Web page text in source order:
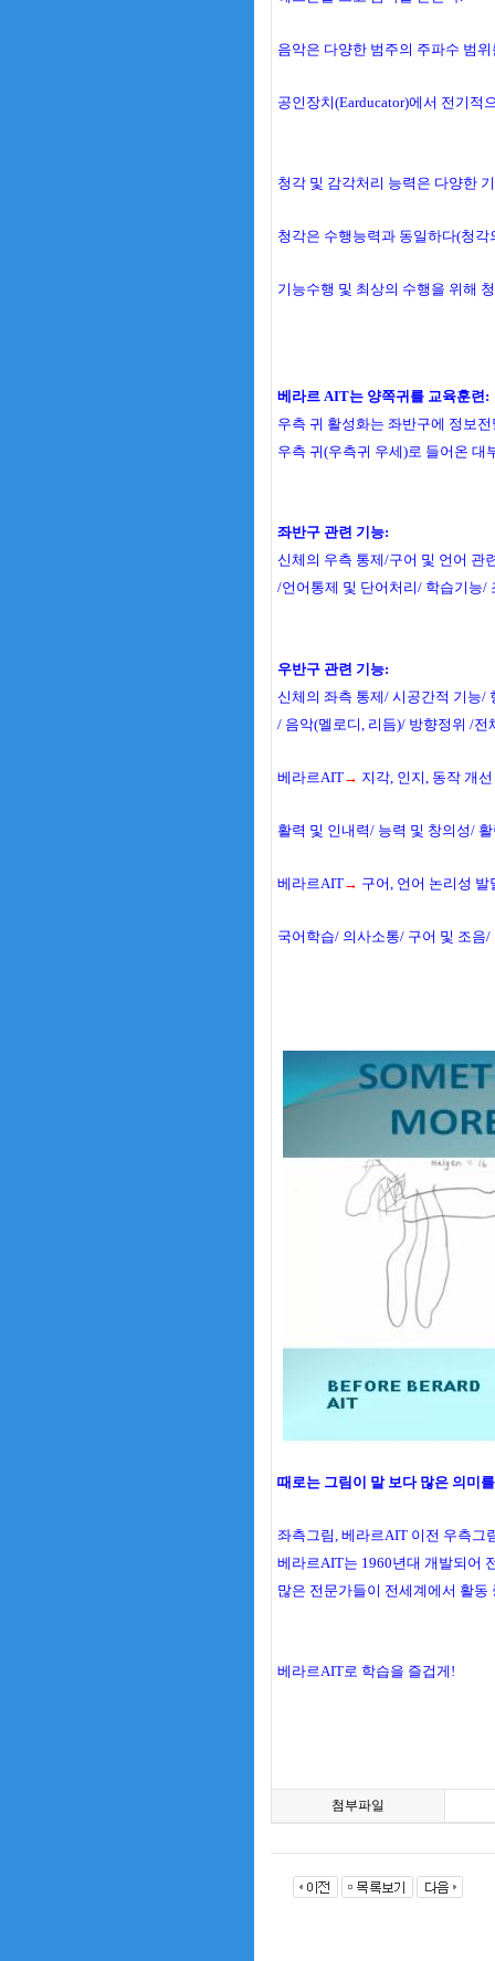
음악은 다양한 범주의 주파수 범
공인장치(Earducator)에서 전기적
청각 및 감각처리 능력은 다양한
청각은 수행능력과 동일하다(청
기능수행 및 최상의 수행을 위해
베라르 AIT는 양쪽귀를 교육훈련:
우측 귀 활성화는 좌반구에 정보
우측 귀(우측귀 우세)로 들어온 대
좌반구 관련 기능:
신체의 우측 통제/구어 및 언어 관
/언어통제 및 단어처리/ 학습기능/
우반구 관련 기능:
신체의 좌측 통제/ 시공간적 기능/
/ 음악(멜로디, 리듬)/ 방향정위 /
베라르AIT→ 지각, 인지, 동작 개선
활력 및 인내력/ 능력 및 창의성/
베라르AIT→ 구어, 언어 논리성 발
국어학습/ 의사소통/ 구어 및 조음
때로는 그림이 말 보다 많은 의미
좌측그림, 베라르AIT 이전 우측그
베라르AIT는 1960년대 개발되어
많은 전문가들이 전세계에서 활동
베라르AIT로 학습을 즐겁게!
첨부파일